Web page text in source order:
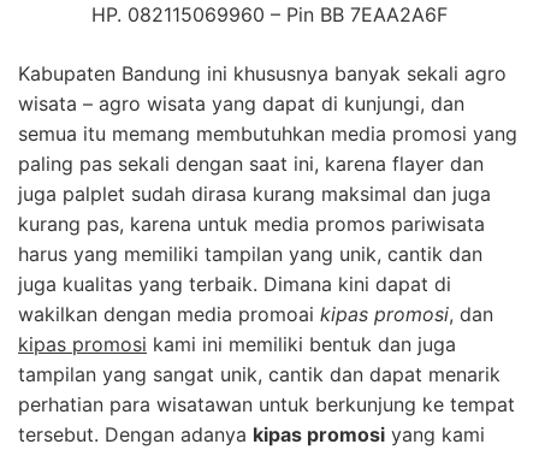
HP. 082115069960 – Pin BB 7EAA2A6F
Kabupaten Bandung ini khususnya banyak sekali agro
wisata – agro wisata yang dapat di kunjungi, dan
semua itu memang membutuhkan media promosi yang
paling pas sekali dengan saat ini, karena flayer dan
juga palplet sudah dirasa kurang maksimal dan juga
kurang pas, karena untuk media promos pariwisata
harus yang memiliki tampilan yang unik, cantik dan
juga kualitas yang terbaik. Dimana kini dapat di
wakilkan dengan media promoai kipas promosi, dan
kipas promosi kami ini memiliki bentuk dan juga
tampilan yang sangat unik, cantik dan dapat menarik
perhatian para wisatawan untuk berkunjung ke tempat
tersebut. Dengan adanya kipas promosi yang kami